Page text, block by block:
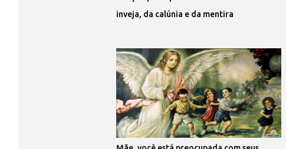
inveja, da calúnia e da mentira